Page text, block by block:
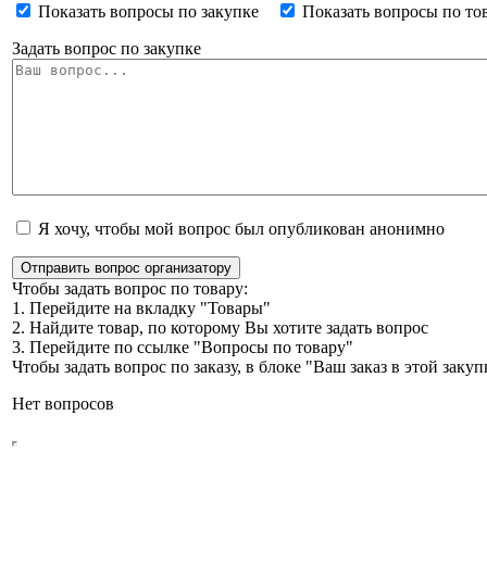
Показать вопросы по закупке
Показать вопросы по
Задать вопрос по закупке
Я хочу, чтобы мой вопрос был опубликован анонимно
Отправить вопрос организатору
Чтобы задать вопрос по товару:
1. Перейдите на вкладку "Товары"
2. Найдите товар, по которому Вы хотите задать вопрос
3. Перейдите по ссылке "Вопросы по товару"
Чтобы задать вопрос по заказу, в блоке "Ваш заказ в этой
Нет вопросов